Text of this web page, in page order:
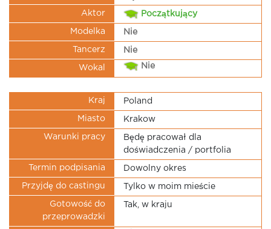
Aktor Początkujący
Modelka Nie
Tancerz Nie
Wokal Nie
Kraj Poland
Miasto Krakow
Warunki pracy
Będę pracował dla
doświadczenia / portfolia
Termin podpisania Dowolny okres
Przyjdę do castingu Tylko w moim mieście
Gotowość do
przeprowadzki
Tak, w kraju